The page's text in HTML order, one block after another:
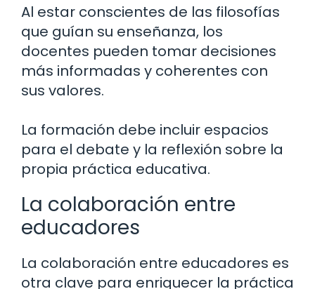
Al estar conscientes de las filosofías
que guían su enseñanza, los
docentes pueden tomar decisiones
más informadas y coherentes con
sus valores.
La formación debe incluir espacios
para el debate y la reflexión sobre la
propia práctica educativa.
La colaboración entre
educadores
La colaboración entre educadores es
otra clave para enriquecer la práctica